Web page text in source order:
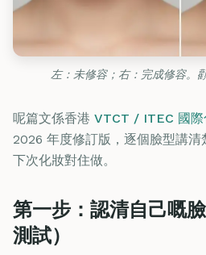
左：未修容；右：完成修容。
呢篇文係香港 VTCT / ITEC 國際
2026 年度修訂版，逐個臉型講
下次化妝對住做。
第一步：認清自己嘅
測試）